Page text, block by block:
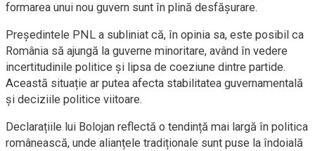
formarea unui nou guvern sunt în plină desfășurare.
Președintele PNL a subliniat că, în opinia sa, este posibil ca
România să ajungă la guverne minoritare, având în vedere
incertitudinile politice și lipsa de coeziune dintre partide.
Această situație ar putea afecta stabilitatea guvernamentală
și deciziile politice viitoare.
Declarațiile lui Bolojan reflectă o tendință mai largă în politica
românească, unde alianțele tradiționale sunt puse la îndoială